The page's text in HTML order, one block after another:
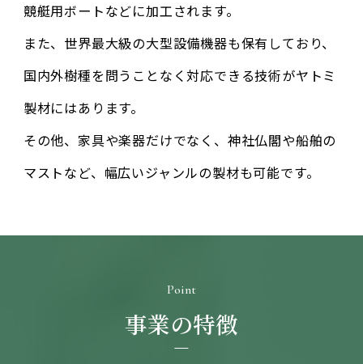
競艇用ボートなどに加工されます。
また、世界最大級の大型設備機器も保有しており、
国内外樹種を問うことなく対応できる技術がヤトミ
製材にはあります。
その他、家具や楽器だけでなく、神社仏閣や船舶の
マストなど、幅広いジャンルの製材も可能です。
Point
事業の特徴